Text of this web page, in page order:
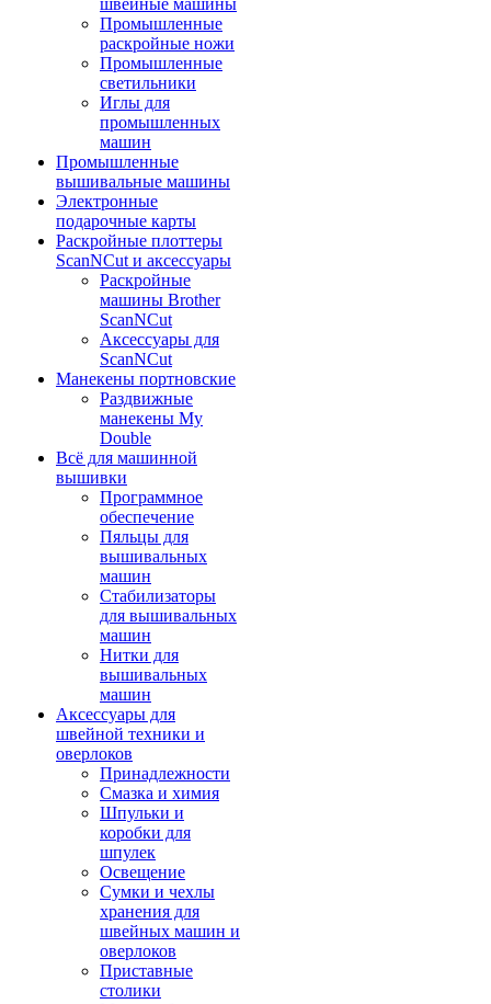
швейные машины
Промышленные
раскройные ножи
Промышленные
светильники
Иглы для
промышленных
машин
Промышленные
вышивальные машины
Электронные
подарочные карты
Раскройные плоттеры
ScanNCut и аксессуары
Раскройные
машины Brother
ScanNCut
Аксессуары для
ScanNCut
Манекены портновские
Раздвижные
манекены My
Double
Всё для машинной
вышивки
Программное
обеспечение
Пяльцы для
вышивальных
машин
Стабилизаторы
для вышивальных
машин
Нитки для
вышивальных
машин
Аксессуары для
швейной техники и
оверлоков
Принадлежности
Смазка и химия
Шпульки и
коробки для
шпулек
Освещение
Сумки и чехлы
хранения для
швейных машин и
оверлоков
Приставные
столики